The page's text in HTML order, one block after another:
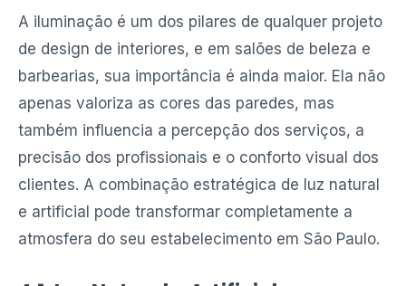
A iluminação é um dos pilares de qualquer projeto
de design de interiores, e em salões de beleza e
barbearias, sua importância é ainda maior. Ela não
apenas valoriza as cores das paredes, mas
também influencia a percepção dos serviços, a
precisão dos profissionais e o conforto visual dos
clientes. A combinação estratégica de luz natural
e artificial pode transformar completamente a
atmosfera do seu estabelecimento em São Paulo.